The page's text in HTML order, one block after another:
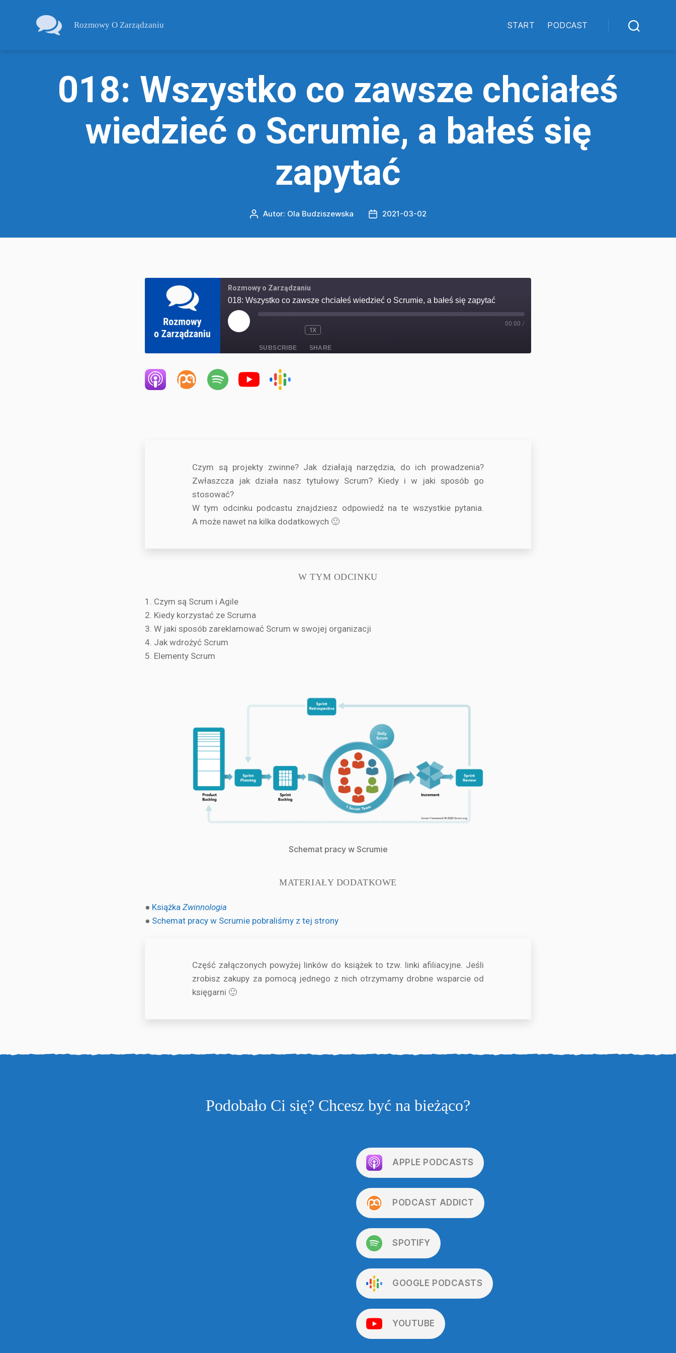
Rozmowy O Zarządzaniu START PODCAST
018: Wszystko co zawsze chciałeś
wiedzieć o Scrumie, a bałeś się
zapytać
AutorAutor: Ola Budziszewska
Data2021-03-02
Rozmowy o Zarządzaniu
018: Wszystko co zawsze chciałeś wiedzieć o Scrumie, a bałeś się zapytać
PLAY
MUTE/UNMUTE
EPISODE
REWIND
SECONDS
1X
30
00:00 /
SUBSCRIBE SHARE
RSS FEED
SHARE
Czym są projekty zwinne? Jak działają narzędzia, do ich prowadzenia?
Zwłaszcza jak działa nasz tytułowy Scrum? Kiedy i w jaki sposób go
stosować?
W tym odcinku podcastu znajdziesz odpowiedź na te wszystkie pytania.
A może nawet na kilka dodatkowych 🙂
W TYM ODCINKU
1. Czym są Scrum i Agile
2. Kiedy korzystać ze Scruma
3. W jaki sposób zareklamować Scrum w swojej organizacji
4. Jak wdrożyć Scrum
5. Elementy Scrum
Schemat pracy w Scrumie
MATERIAŁY DODATKOWE
● Książka Zwinnologia
● Schemat pracy w Scrumie pobraliśmy z tej strony
Część załączonych powyżej linków do książek to tzw. linki afiliacyjne. Jeśli
zrobisz zakupy za pomocą jednego z nich otrzymamy drobne wsparcie od
księgarni 🙂
Podobało Ci się? Chcesz być na bieżąco?
APPLE PODCASTS
PODCAST ADDICT
SPOTIFY
GOOGLE PODCASTS
YOUTUBE